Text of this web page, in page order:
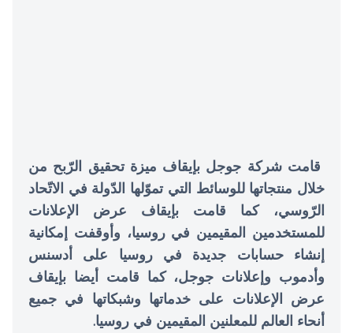
قامت شركة جوجل بإيقاف ميزة تحقيق الرّبح من
خلال منتجاتها للوسائط التي تموّلها الدّولة في الاتّحاد
الرّوسي، كما قامت بإيقاف عرض الإعلانات
للمستخدمين المقيمين في روسيا، وأوقفت إمكانية
إنشاء حسابات جديدة في روسيا على أدسنس
وأدموب وإعلانات جوجل، كما قامت أيضا بإيقاف
عرض الإعلانات على خدماتها وشبكاتها في جميع
أنحاء العالم للمعلنين المقيمين في روسيا.